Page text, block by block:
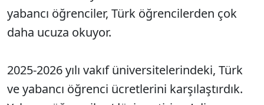
yabancı öğrenciler, Türk öğrencilerden çok
daha ucuza okuyor.
2025-2026 yılı vakıf üniversitelerindeki, Türk
ve yabancı öğrenci ücretlerini karşılaştırdık.